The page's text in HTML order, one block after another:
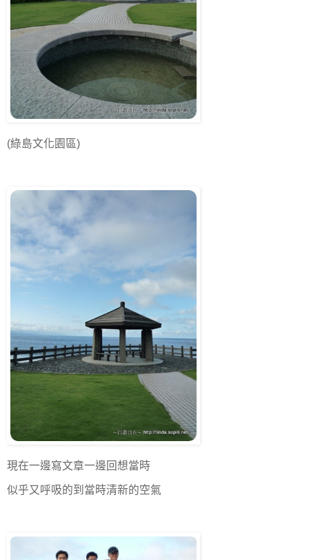
(綠島文化園區)
現在一邊寫文章一邊回想當時
似乎又呼吸的到當時清新的空氣